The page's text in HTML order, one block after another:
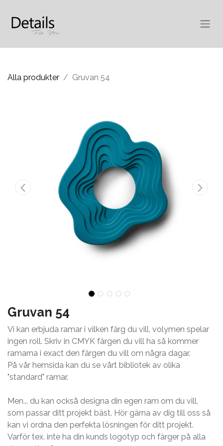
Alla produkter Gruvan 54
Gruvan 54
Vi kan erbjuda ramar i vilken färg du vill, volymen spelar
ingen roll. Skriv in CMYK färgen du vill ha så kommer
ramarna i exact den färgen du vill om några dagar.
På vår hemsida kan du se vårt bibliotek av olika
"standard" ramar.
Men... du kan också designa din egen ram om du vill,
som passar ditt projekt bäst. Hör gärna av dig till oss så
kan vi ordna den perfekta lösningen för ditt projekt.
Varför tex. inte ha din kunds logotyp och färger på alla